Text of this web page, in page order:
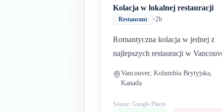
Kolacja w lokalnej restauracji
Restaurant •2h
Romantyczna kolacja w jednej z
najlepszych restauracji w
Vancouver, Kolumbia Brytyjska,
Kanada
Source: Google Places